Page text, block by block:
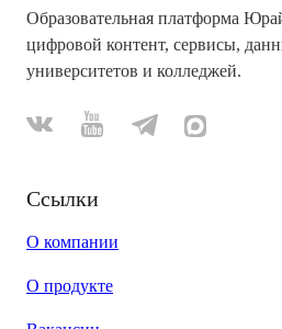
Образовательная платформа
цифровой контент, сервисы,
университетов и колледжей.
Ссылки
О компании
О продукте